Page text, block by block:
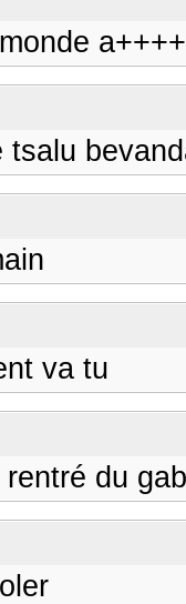
tsalu
va tu
du